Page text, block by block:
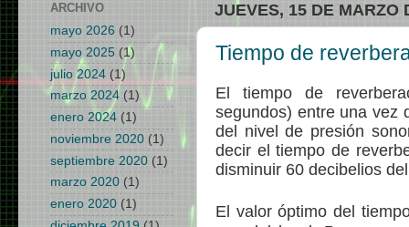
JUEVES, 15 DE MARZO
Tiempo de
El tiempo de
segundos) entre una vez
del nivel de presión
decir el tiempo de
disminuir 60 decibelios
El valor óptimo del
ARCHIVO
mayo 2026 (1)
mayo 2025 (1)
julio 2024 (1)
marzo 2024 (1)
enero 2024 (1)
noviembre 2020 (1)
septiembre 2020 (1)
marzo 2020 (1)
enero 2020 (1)